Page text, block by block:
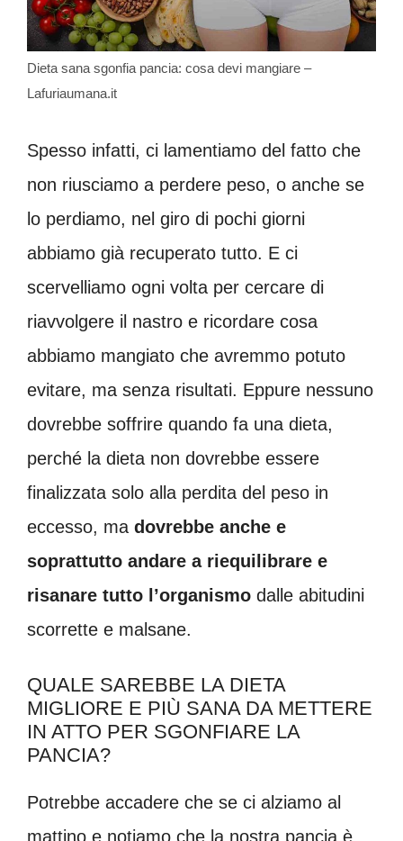
Dieta sana sgonfia pancia: cosa devi mangiare –
Lafuriaumana.it
Spesso infatti, ci lamentiamo del fatto che
non riusciamo a perdere peso, o anche se
lo perdiamo, nel giro di pochi giorni
abbiamo già recuperato tutto. E ci
scervelliamo ogni volta per cercare di
riavvolgere il nastro e ricordare cosa
abbiamo mangiato che avremmo potuto
evitare, ma senza risultati. Eppure nessuno
dovrebbe soffrire quando fa una dieta,
perché la dieta non dovrebbe essere
finalizzata solo alla perdita del peso in
eccesso, ma dovrebbe anche e
soprattutto andare a riequilibrare e
risanare tutto l’organismo dalle abitudini
scorrette e malsane.
QUALE SAREBBE LA DIETA
MIGLIORE E PIÙ SANA DA METTERE
IN ATTO PER SGONFIARE LA
PANCIA?
Potrebbe accadere che se ci alziamo al
mattino e notiamo che la nostra pancia è